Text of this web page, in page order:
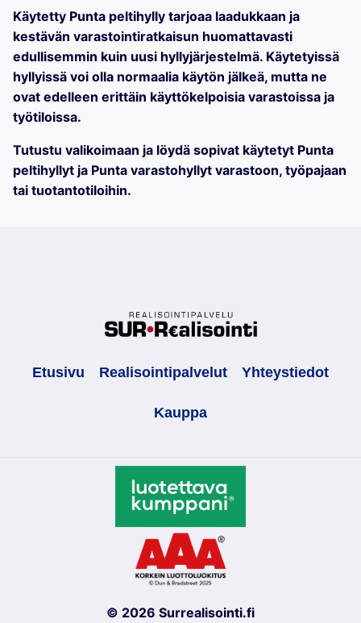
Käytetty Punta peltihylly tarjoaa laadukkaan ja
kestävän varastointiratkaisun huomattavasti
edullisemmin kuin uusi hyllyjärjestelmä. Käytetyissä
hyllyissä voi olla normaalia käytön jälkeä, mutta ne
ovat edelleen erittäin käyttökelpoisia varastoissa ja
työtiloissa.
Tutustu valikoimaan ja löydä sopivat käytetyt Punta
peltihyllyt ja Punta varastohyllyt varastoon, työpajaan
tai tuotantotiloihin.
Etusivu Realisointipalvelut Yhteystiedot
Kauppa
© 2026 Surrealisointi.fi